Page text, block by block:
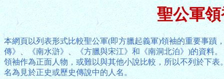
聖公軍
本網頁以列表形式比較聖公軍(即方臘起義軍)領袖的重要事蹟
傳》、《南水滸》、《方臘與宋江》和《南洞北泊》)的資料
領袖作為正面人物，或難以與其他小說比較，所以不列於下
名為見於正史或歷史傳說中的人名。